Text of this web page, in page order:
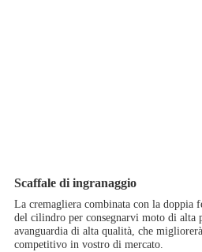
Scaffale di ingranaggio
La cremagliera combinata con la doppia
del cilindro per consegnarvi moto di alta
avanguardia di alta qualità, che
competitivo in vostro di mercato.